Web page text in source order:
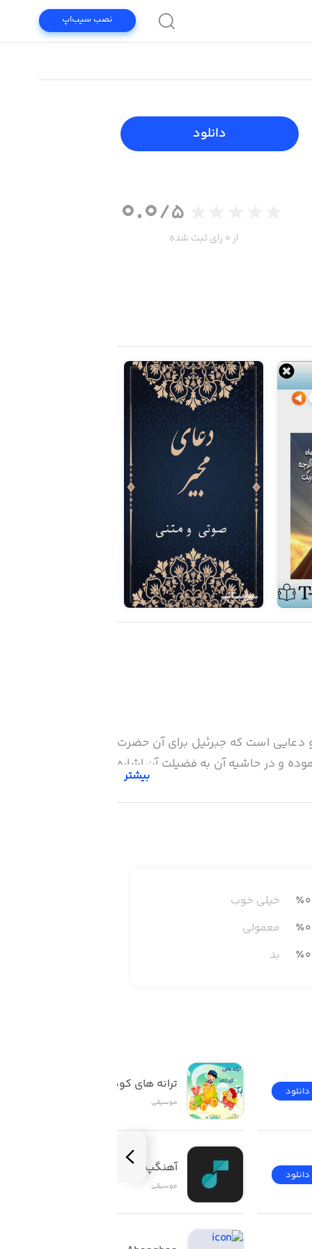
نصب سیب‌اپ
دانلود
0.0/5
از 0 رای ثبت شده
و دعایی است که جبرئیل برای آن حضرت
و در حاشیه آن به فضیلت آن اشاره
می‌شود، هرچند به عدد دانه‌های
بیشتر
٪0
خیلی خوب
٪0
معمولی
٪0 بد
دانلود
دانلود
ترانه های کودکانه
موسیقی
آهنگپ | Ahangap
موسیقی